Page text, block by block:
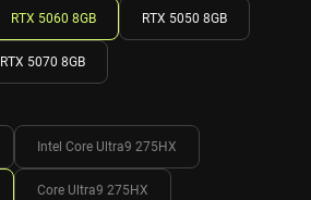
RTX 5060 8GB RTX 5050 8GB
RTX 5070 8GB
Intel Core Ultra9 275HX
Core Ultra9 275HX